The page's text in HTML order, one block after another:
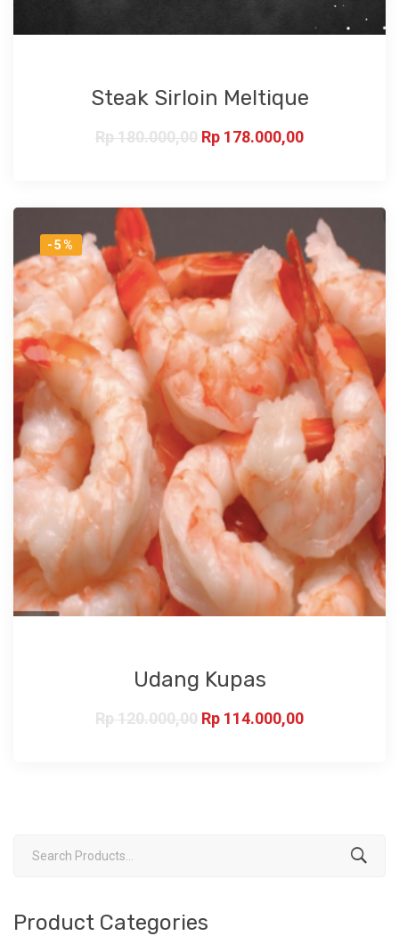
Product Categories
Steak Sirloin Meltique
Rp180.000,00 Rp 178.000,00
-5%
Udang Kupas
Rp120.000,00 Rp 114.000,00